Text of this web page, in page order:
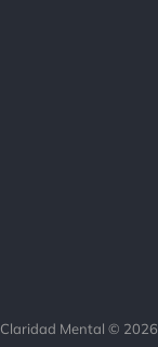
Claridad Mental © 2026